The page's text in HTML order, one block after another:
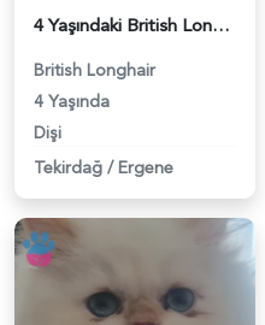
4 Yaşındaki British Longhair Kedim Eş Arıyor - 118984350
British Longhair
4 Yaşında
Dişi
Tekirdağ / Ergene